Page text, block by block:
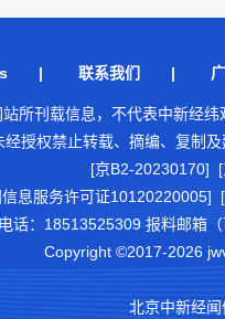
| 联系我们 |
所刊载信息，不代表中新经纬
经授权禁止转载、摘编、复制
[京B2-20230170]
息服务许可证10120220005]
话：18513525309 报料邮箱
Copyright ©2017-2026
北京中新经